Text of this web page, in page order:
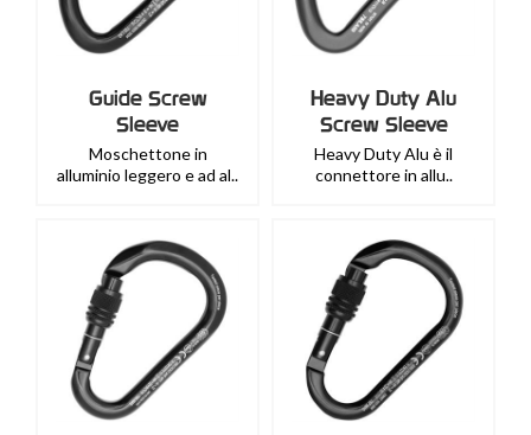
Guide Screw
Sleeve
Moschettone in
alluminio leggero e ad al..
Heavy Duty Alu
Screw Sleeve
Heavy Duty Alu è il
connettore in allu..